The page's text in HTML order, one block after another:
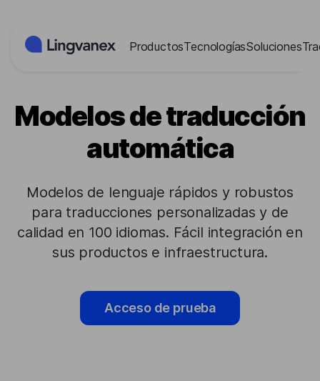
ProductosTecnologíasSoluciones
Modelos de traducción
automática
Modelos de lenguaje rápidos y robustos
para traducciones personalizadas y de
calidad en 100 idiomas. Fácil integración en
sus productos e infraestructura.
Acceso de prueba